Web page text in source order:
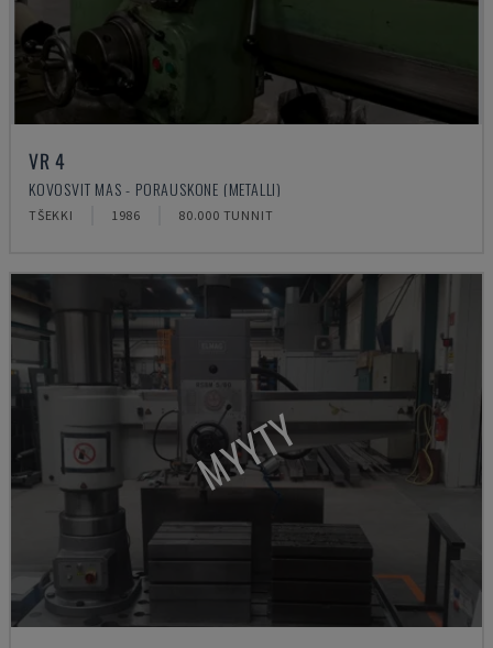
VR 4
KOVOSVIT MAS - PORAUSKONE (METALLI)
TŠEKKI 1986 80.000 TUNNIT
MYYTY